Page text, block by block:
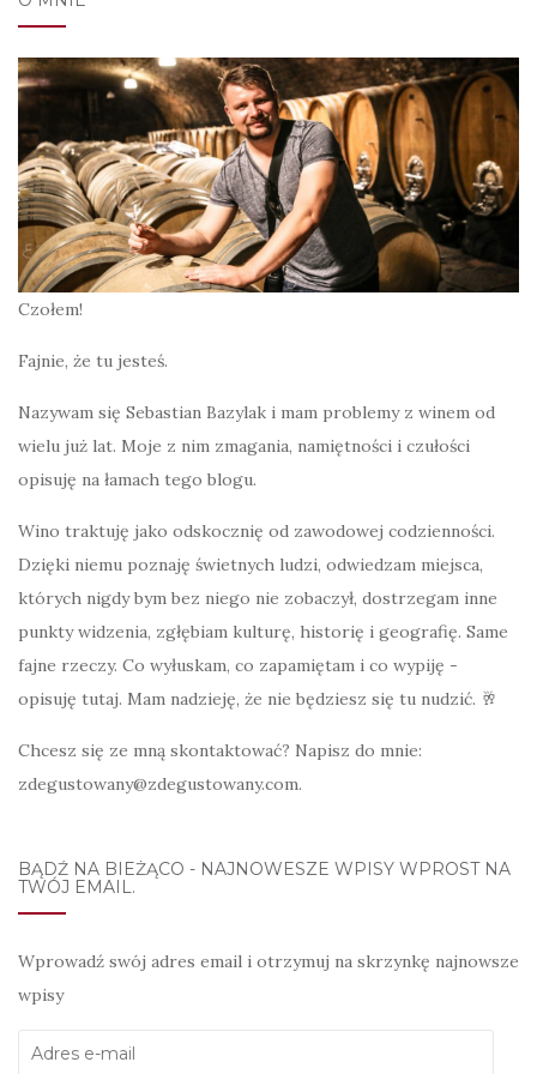
Czołem!
Fajnie, że tu jesteś.
Nazywam się Sebastian Bazylak i mam problemy z winem od
wielu już lat. Moje z nim zmagania, namiętności i czułości
opisuję na łamach tego blogu.
Wino traktuję jako odskocznię od zawodowej codzienności.
Dzięki niemu poznaję świetnych ludzi, odwiedzam miejsca,
których nigdy bym bez niego nie zobaczył, dostrzegam inne
punkty widzenia, zgłębiam kulturę, historię i geografię. Same
fajne rzeczy. Co wyłuskam, co zapamiętam i co wypiję -
opisuję tutaj. Mam nadzieję, że nie będziesz się tu nudzić. 🥂
Chcesz się ze mną skontaktować? Napisz do mnie:
zdegustowany@zdegustowany.com.
BĄDŹ NA BIEŻĄCO - NAJNOWESZE WPISY WPROST NA
TWÓJ EMAIL.
Wprowadź swój adres email i otrzymuj na skrzynkę najnowsze
wpisy
Adres